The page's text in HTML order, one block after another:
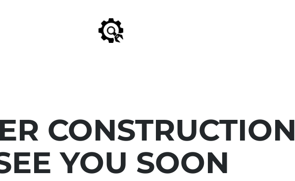
CONSTRUCTION
YOU SOON